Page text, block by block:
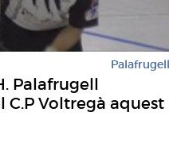
Palafrugell
Palafrugell
Voltregà aquest